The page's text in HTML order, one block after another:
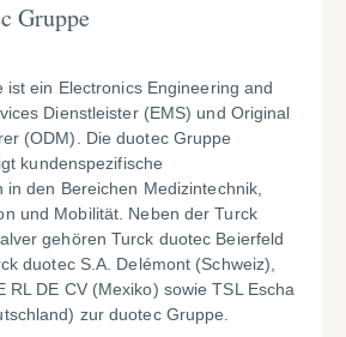
Gruppe
ist ein Electronics Engineering and
Dienstleister (EMS) und Original
(ODM). Die duotec Gruppe
kundenspezifische
in den Bereichen Medizintechnik,
und Mobilität. Neben der Turck
gehören Turck duotec Beierfeld
duotec S.A. Delémont (Schweiz),
RL DE CV (Mexiko) sowie TSL Escha
zur duotec Gruppe.